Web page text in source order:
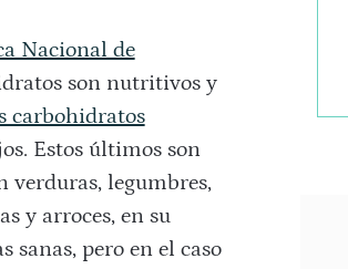
Nacional de
son nutritivos y
carbohidratos
Estos últimos son
verduras, legumbres,
y arroces, en su
pero en el caso